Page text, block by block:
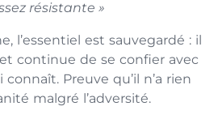
résistante »
l’essentiel est sauvegardé : il
et continue de se confier avec
Preuve qu’il n’a rien
malgré l’adversité.